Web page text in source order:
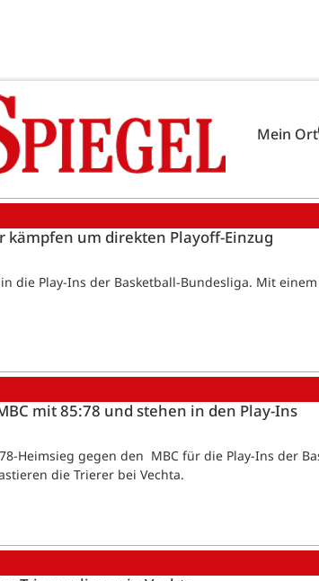
Mein Ort
kämpfen um direkten Playoff-Einzug
die Play-Ins der Basketball-Bundesliga. Mit einem
mit 85:78 und stehen in den Play-Ins
Heimsieg gegen den MBC für die Play-Ins der
die Trierer bei Vechta.